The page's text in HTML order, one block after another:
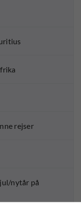
rejser
nytår på